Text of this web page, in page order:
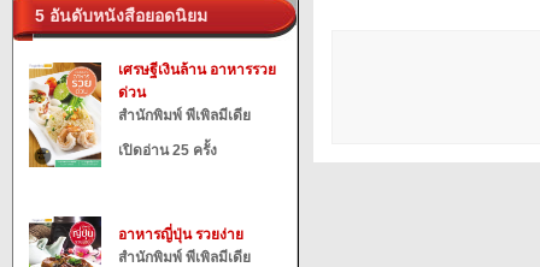
5 อันดับหนังสือยอดนิยม
เศรษฐีเงินล้าน อาหารรวย
ด่วน
สำนักพิมพ์ พีเพิลมีเดีย
เปิดอ่าน 25 ครั้ง
อาหารญี่ปุ่น รวยง่าย
สำนักพิมพ์ พีเพิลมีเดีย